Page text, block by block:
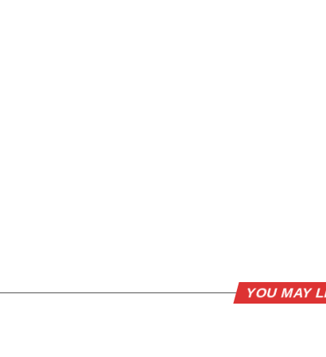
YOU MAY